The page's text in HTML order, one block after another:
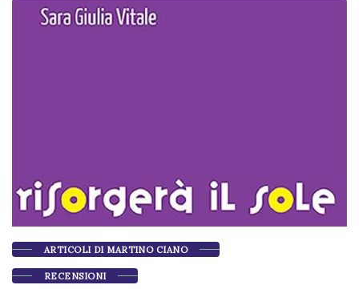
ARTICOLI DI MARTINO CIANO
RECENSIONI